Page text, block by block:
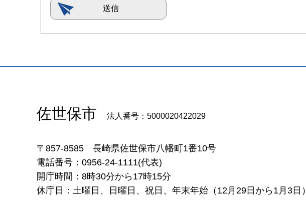
佐世保市 法人番号：5000020422029
〒857-8585 長崎県佐世保市八幡町1番10号
電話番号：0956-24-1111(代表)
開庁時間：8時30分から17時15分
休庁日：土曜日、日曜日、祝日、年末年始（12月29日から1月3日）